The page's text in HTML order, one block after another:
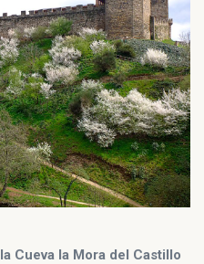
la Cueva la Mora del Castillo